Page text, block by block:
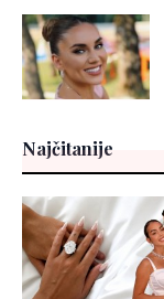
Najčitanije